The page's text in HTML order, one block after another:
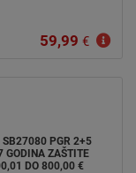
59,99 €
SB27080 PGR 2+5
GODINA ZAŠTITE
DO 800,00 €